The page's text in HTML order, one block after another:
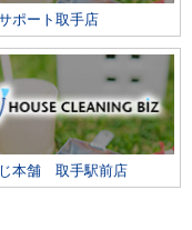
ポート取手店
本舗 取手駅前店